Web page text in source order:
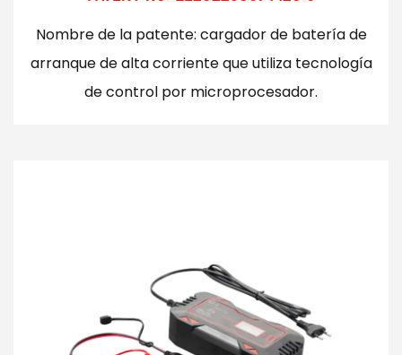
Nombre de la patente: cargador de batería de
arranque de alta corriente que utiliza tecnología
de control por microprocesador.